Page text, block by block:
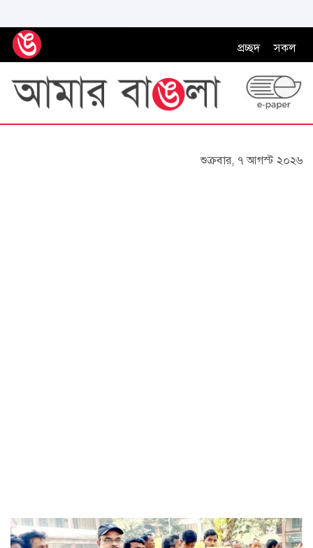
প্রচ্ছদ সকল
শুক্রবার, ৭ আগস্ট ২০২৬